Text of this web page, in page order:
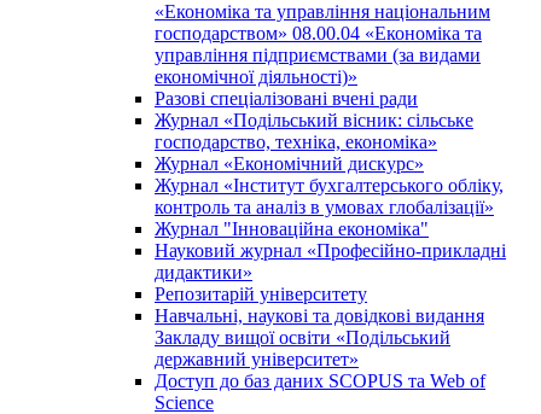
«Економіка та управління національним
господарством» 08.00.04 «Економіка та
управління підприємствами (за видами
економічної діяльності)»
Разові спеціалізовані вчені ради
Журнал «Подільський вісник: сільське
господарство, техніка, економіка»
Журнал «Економічний дискурс»
Журнал «Інститут бухгалтерського обліку,
контроль та аналіз в умовах глобалізації»
Журнал "Інноваційна економіка"
Науковий журнал «Професійно-прикладні
дидактики»
Репозитарій університету
Навчальні, наукові та довідкові видання
Закладу вищої освіти «Подільський
державний університет»
Доступ до баз даних SCOPUS та Web of
Science